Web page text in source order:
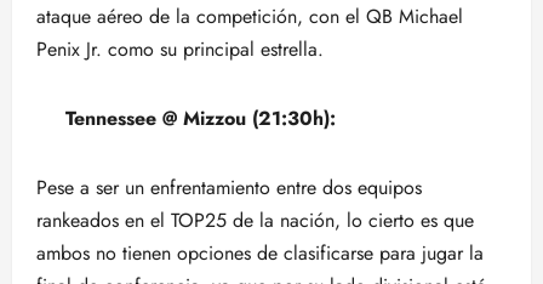
ataque aéreo de la competición, con el QB Michael
Penix Jr. como su principal estrella.
Tennessee @ Mizzou (21:30h):
Pese a ser un enfrentamiento entre dos equipos
rankeados en el TOP25 de la nación, lo cierto es que
ambos no tienen opciones de clasificarse para jugar la